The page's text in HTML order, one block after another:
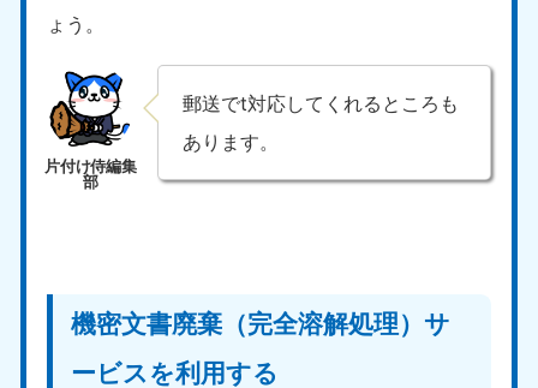
ょう。
郵送でt対応してくれるところも
あります。
機密文書廃棄（完全溶解処理）サ
ービスを利用する
050-1880-9896
9:00〜19:00 年中無休
050-1880-9897
九州・沖縄
福岡県 佐賀県
050-1880-9891
9:00〜19:00 年中無休
050-1880-9889
9:00〜19:00 年中無休